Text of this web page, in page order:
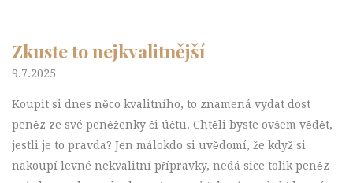
Zkuste to nejkvalitnější
9.7.2025
Koupit si dnes něco kvalitního, to znamená vydat dost
peněz ze své peněženky či účtu. Chtěli byste ovšem vědět,
jestli je to pravda? Jen málokdo si uvědomí, že když si
nakoupí levné nekvalitní přípravky, nedá sice tolik peněz